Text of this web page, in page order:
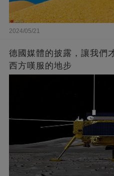
2024/05/21
德國媒體的披露，讓我們
西方嘆服的地步